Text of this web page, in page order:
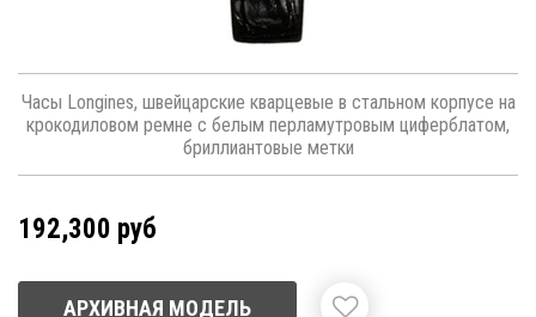
Часы Longines, швейцарские кварцевые в стальном корпусе на
крокодиловом ремне с белым перламутровым циферблатом,
бриллиантовые метки
192,300 руб
АРХИВНАЯ МОДЕЛЬ